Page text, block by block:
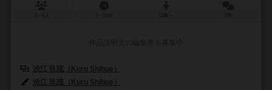
渋江 玖琉（Kuru Shibue）
渋江 玖琉（Kuru Shibue）